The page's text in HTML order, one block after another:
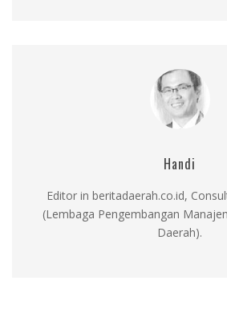
Handi
Editor in beritadaerah.co.id,
(Lembaga Pengembangan
Daerah).